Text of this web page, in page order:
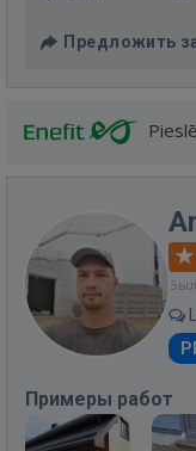
Предложить
Примеры работ